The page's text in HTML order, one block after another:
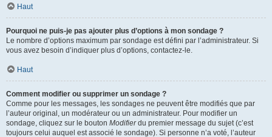
Haut
Pourquoi ne puis-je pas ajouter plus d’options à mon sondage ?
Le nombre d’options maximum par sondage est défini par l’administrateur. Si
vous avez besoin d’indiquer plus d’options, contactez-le.
Haut
Comment modifier ou supprimer un sondage ?
Comme pour les messages, les sondages ne peuvent être modifiés que par
l’auteur original, un modérateur ou un administrateur. Pour modifier un
sondage, cliquez sur le bouton Modifierdu premier message du sujet (c’est
toujours celui auquel est associé le sondage). Si personne n’a voté, l’auteur